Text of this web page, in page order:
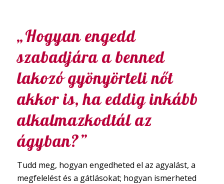
„Hogyan engedd
szabadjára a benned
lakozó gyönyörteli nőt
akkor is, ha eddig inkább
alkalmazkodtál az
ágyban?”
Tudd meg, hogyan engedheted el az agyalást, a
megfelelést és a gátlásokat; hogyan ismerheted